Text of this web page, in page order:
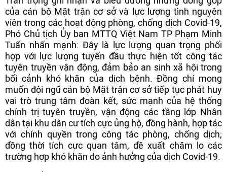
của cán bộ Mặt trận cơ sở và lực lượng tình nguyện
viên trong các hoạt động phòng, chống dịch Covid-19,
Phó Chủ tịch Ủy ban MTTQ Việt Nam TP Phạm Minh
Tuấn nhấn mạnh: Đây là lực lượng quan trọng phối
hợp với lực lượng tuyến đầu thực hiện tốt công tác
tuyên truyền vận động, đảm bảo an sinh xã hội trong
bối cảnh khó khăn của dịch bệnh. Đồng chí mong
muốn đội ngũ cán bộ Mặt trận cơ sở tiếp tục phát huy
vai trò trung tâm đoàn kết, sức mạnh của hệ thống
chính trị tuyên truyền, vận động các tầng lớp Nhân
dân tại khu dân cư tích cực ủng hộ, đồng hành, hợp tác
với chính quyền trong công tác phòng, chống dịch;
đồng thời tích cực quan tâm, đề xuất chăm lo các
trường hợp khó khăn do ảnh hưởng của dịch Covid-19.